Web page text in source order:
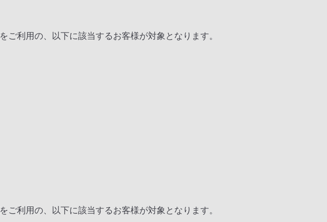
をご利用の、以下に該当するお客様が対象となります。
をご利用の、以下に該当するお客様が対象となります。